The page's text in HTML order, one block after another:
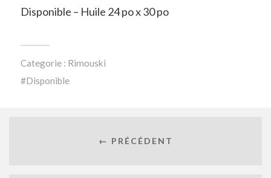
Disponible – Huile 24 po x 30 po
Categorie : Rimouski
Disponible
← PRÉCÉDENT